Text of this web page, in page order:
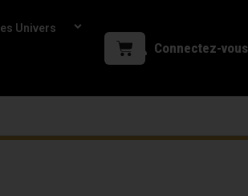
Univers
Connectez-vous